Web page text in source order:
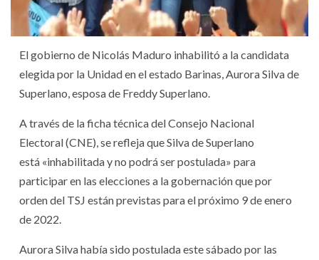
El gobierno de Nicolás Maduro inhabilitó a la candidata
elegida por la Unidad en el estado Barinas, Aurora Silva de
Superlano, esposa de Freddy Superlano.
A través de la ficha técnica del Consejo Nacional
Electoral (CNE), se refleja que Silva de Superlano
está «inhabilitada y no podrá ser postulada» para
participar en las elecciones a la gobernación que por
orden del TSJ están previstas para el próximo 9 de enero
de 2022.
Aurora Silva había sido postulada este sábado por las